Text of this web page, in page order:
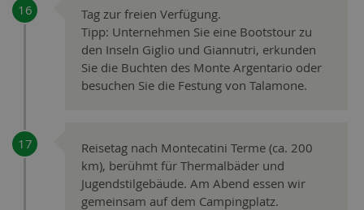
Tag zur freien Verfügung.
Tipp: Unternehmen Sie eine Bootstour zu
den Inseln Giglio und Giannutri, erkunden
Sie die Buchten des Monte Argentario oder
besuchen Sie die Festung von Talamone.
Reisetag nach Montecatini Terme (ca. 200
km), berühmt für Thermalbäder und
Jugendstilgebäude. Am Abend essen wir
gemeinsam auf dem Campingplatz.